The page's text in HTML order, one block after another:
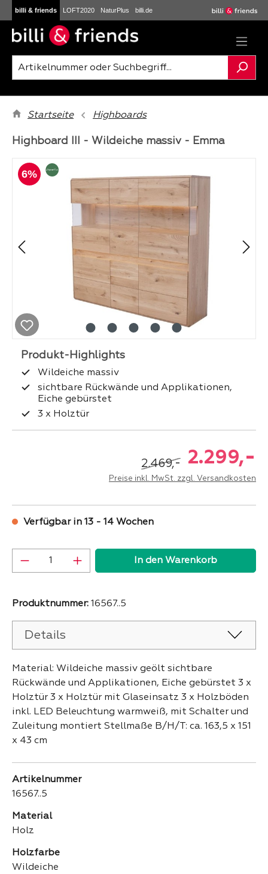
Zum Hauptinhalt springen
billi & friends LOFT2020 NaturPlus billi.de
Startseite Highboards
6%
Bildergalerie überspringen
Highboard III - Wildeiche massiv - Emma
Wildeiche massiv
sichtbare Rückwände und Applikationen,
Eiche gebürstet
3 x Holztür
2.469,- 2.299,-
Preise inkl. MwSt. zzgl. Versandkosten
Verfügbar in 13 - 14 Wochen
Produkt Anzahl: Gib den gewünschten
In den Warenkorb
Produktnummer: 16567..5
Details
Material: Wildeiche massiv geölt sichtbare
Rückwände und Applikationen, Eiche gebürstet 3 x
Holztür 3 x Holztür mit Glaseinsatz 3 x Holzböden
inkl. LED Beleuchtung warmweiß, mit Schalter und
Zuleitung montiert Stellmaße B/H/T: ca. 163,5 x 151
x 43 cm
Artikelnummer
16567..5
Material
Holz
Holzfarbe
Wildeiche